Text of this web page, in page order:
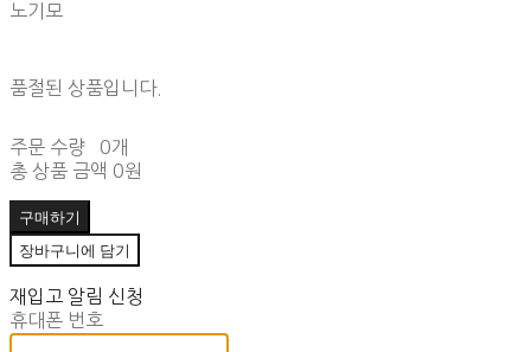
노기모
품절된 상품입니다.
주문 수량
0개
총 상품 금액 0원
구매하기
장바구니에 담기
재입고 알림 신청
휴대폰 번호